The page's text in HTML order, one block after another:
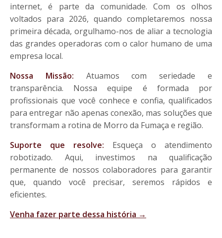
internet, é parte da comunidade. Com os olhos
voltados para 2026, quando completaremos nossa
primeira década, orgulhamo-nos de aliar a tecnologia
das grandes operadoras com o calor humano de uma
empresa local.
Nossa Missão: Atuamos com seriedade e
transparência. Nossa equipe é formada por
profissionais que você conhece e confia, qualificados
para entregar não apenas conexão, mas soluções que
transformam a rotina de Morro da Fumaça e região.
Suporte que resolve: Esqueça o atendimento
robotizado. Aqui, investimos na qualificação
permanente de nossos colaboradores para garantir
que, quando você precisar, seremos rápidos e
eficientes.
Venha fazer parte dessa história →